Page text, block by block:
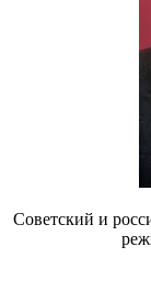
Советский и